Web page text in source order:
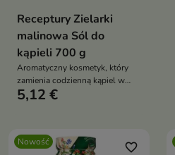
Receptury Zielarki
malinowa Sól do
kąpieli 700 g
Aromatyczny kosmetyk, który
zamienia codzienną kąpiel w
chwilę relaksu i odprężenia.
5,12 €
Nowość favorite_border